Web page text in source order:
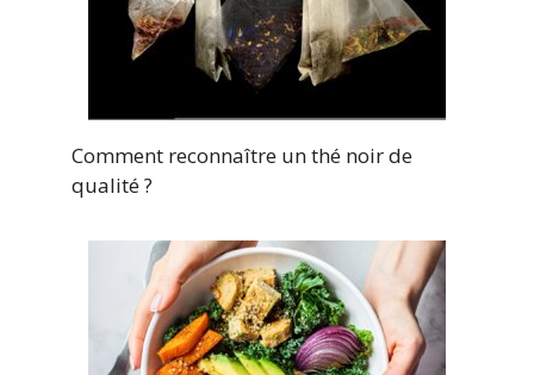
Comment reconnaître un thé noir de
qualité ?